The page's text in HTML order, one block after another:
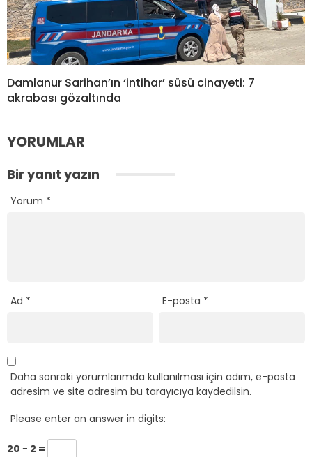
Damlanur Sarihan’ın ‘intihar’ süsü cinayeti: 7
akrabası gözaltında
YORUMLAR
Bir yanıt yazın
Yorum *
Ad * E-posta *
Daha sonraki yorumlarımda kullanılması için adım, e-posta
adresim ve site adresim bu tarayıcıya kaydedilsin.
Please enter an answer in digits:
20 − 2 =